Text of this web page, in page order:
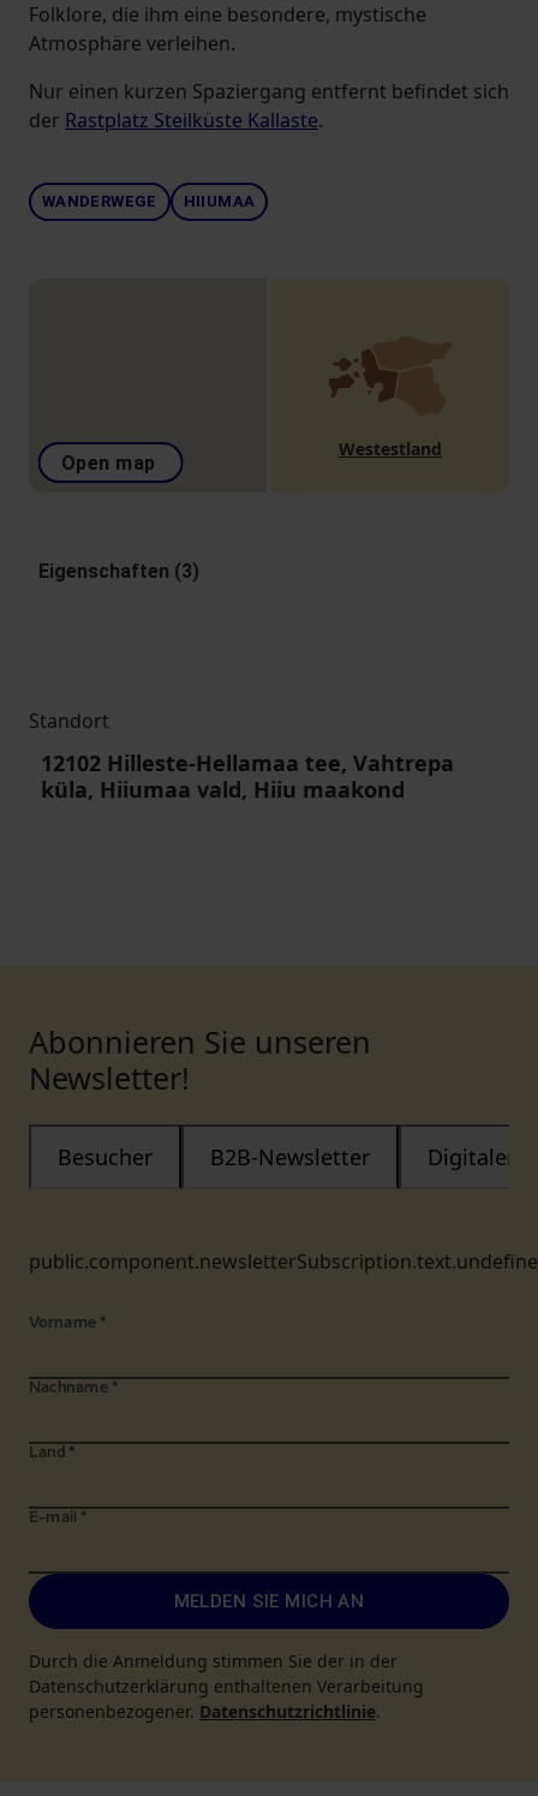
Folklore, die ihm eine besondere, mystische
Atmosphäre verleihen.
Nur einen kurzen Spaziergang entfernt befindet sich
der Rastplatz Steilküste Kallaste.
WANDERWEGE HIIUMAA
Open map
Westestland
Eigenschaften (3)
Standort
12102 Hilleste-Hellamaa tee, Vahtrepa
küla, Hiiumaa vald, Hiiu maakond
Abonnieren Sie unseren
Newsletter!
Besucher B2B-Newsletter Digitaler
Vorname *
Nachname *
Land *
E-mail *
MELDEN SIE MICH AN
Durch die Anmeldung stimmen Sie der in der
Datenschutzerklärung enthaltenen Verarbeitung
personenbezogener. Datenschutzrichtlinie.